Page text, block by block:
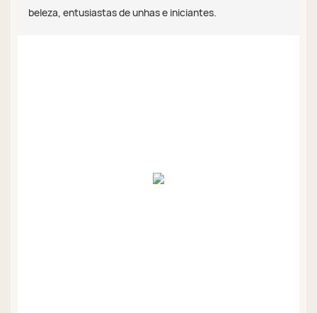
beleza, entusiastas de unhas e iniciantes.